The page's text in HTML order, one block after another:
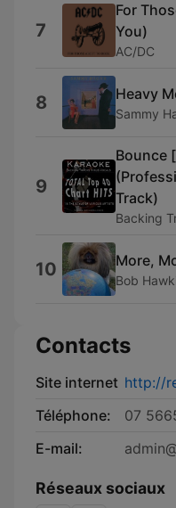
7
For
You)
AC/DC
8 Heavy
Sammy
9
Bounce
Track)
Backing
10 More,
Bob
Contacts
Site internet http://
Téléphone:
07
E-mail:
Réseaux sociaux